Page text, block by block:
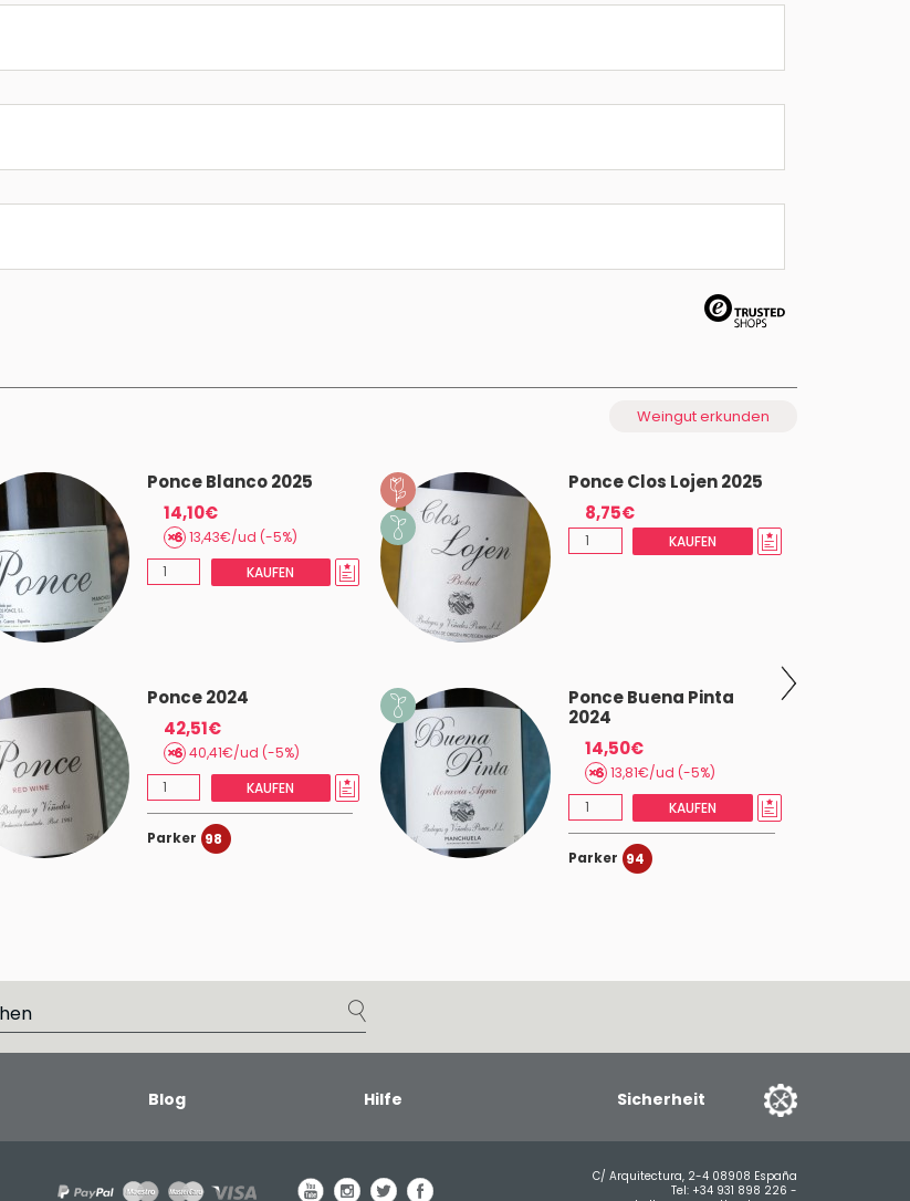
Weingut erkunden
Ponce Blanco 2025
14,10€
13,43€/ud (-5%)
KAUFEN
Ponce Clos Lojen 2025
8,75€
KAUFEN
Ponce 2024
42,51€
40,41€/ud (-5%)
KAUFEN
Parker 98
Ponce Buena Pinta
2024
14,50€
13,81€/ud (-5%)
KAUFEN
Parker 94
Blog Hilfe Sicherheit
C/ Arquitectura, 2-4 08908 España
Tel: +34 931 898 226 -